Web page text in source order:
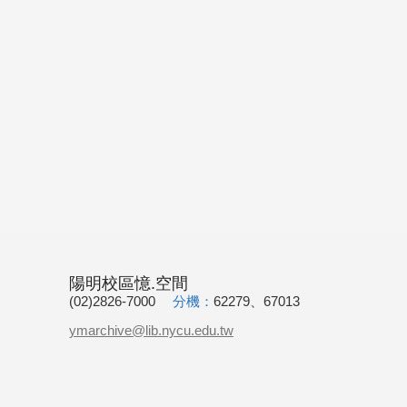
陽明校區憶.空間
(02)2826-7000 分機： 62279、67013
ymarchive@lib.nycu.edu.tw